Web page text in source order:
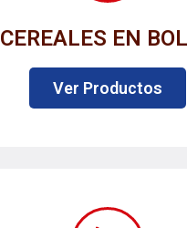
CEREALES EN
Ver Productos